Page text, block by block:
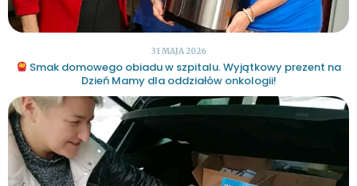
31 MAJA 2026
Smak domowego obiadu w szpitalu. Wyjątkowy prezent na
Dzień Mamy dla oddziałów onkologii!